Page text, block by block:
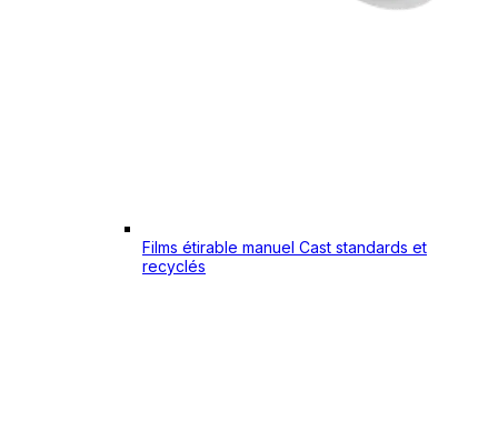
Films étirable manuel Cast standards et
recyclés